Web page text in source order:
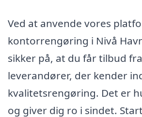
Ved at anvende vores
kontorrengøring i Nivå
sikker på, at du får tilbud
leverandører, der kender
kvalitetsrengøring. Det er
og giver dig ro i sindet.